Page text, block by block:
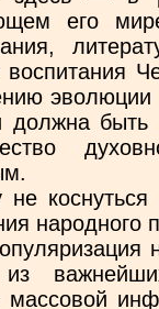
его
воспитания
должна
коснуться
народного
массовой